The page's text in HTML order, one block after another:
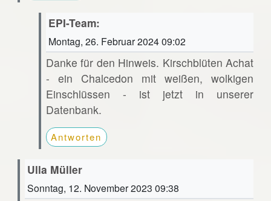
EPI-Team:
Montag, 26. Februar 2024 09:02
Danke für den Hinweis. Kirschblüten Achat
- ein Chalcedon mit weißen, wolkigen
Einschlüssen - ist jetzt in unserer
Datenbank.
Antworten
Ulla Müller
Sonntag, 12. November 2023 09:38